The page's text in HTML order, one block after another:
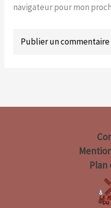
navigateur pour mon
Plan